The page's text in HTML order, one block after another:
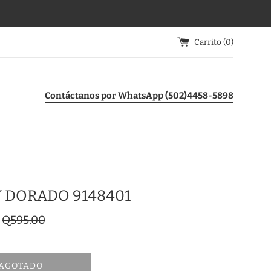
Carrito (0)
Contáctanos por WhatsApp (502)4458-5898
DORADO 9148401
Precio
Q595.00